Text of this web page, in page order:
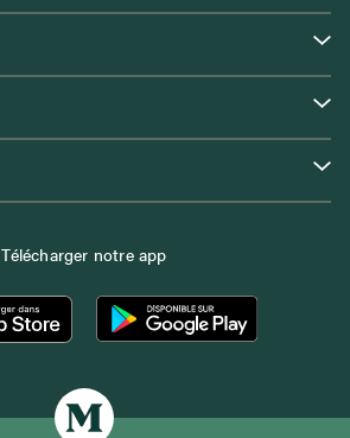
Télécharger notre app